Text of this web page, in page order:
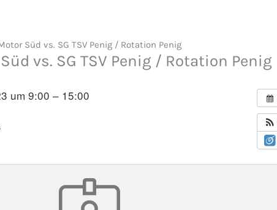
Süd vs. SG TSV Penig / Rotation Penig
vs. SG TSV Penig / Rotation Penig
um 9:00 – 15:00